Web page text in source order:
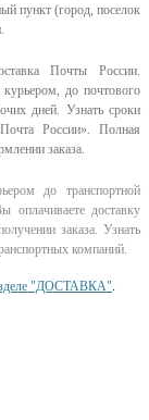
пункт (город, поселок
Почты России.
до почтового
дней. Узнать сроки
России». Полная
заказа.
до транспортной
оплачиваете доставку
заказа. Узнать
компаний.
"ДОСТАВКА".